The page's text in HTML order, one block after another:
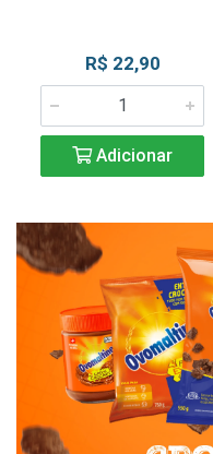
R$ 22,90
Adicionar